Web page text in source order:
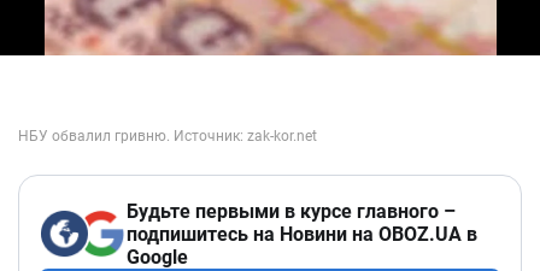
Будьте первыми в курсе главного –
подпишитесь на Новини на OBOZ.UA в
Google